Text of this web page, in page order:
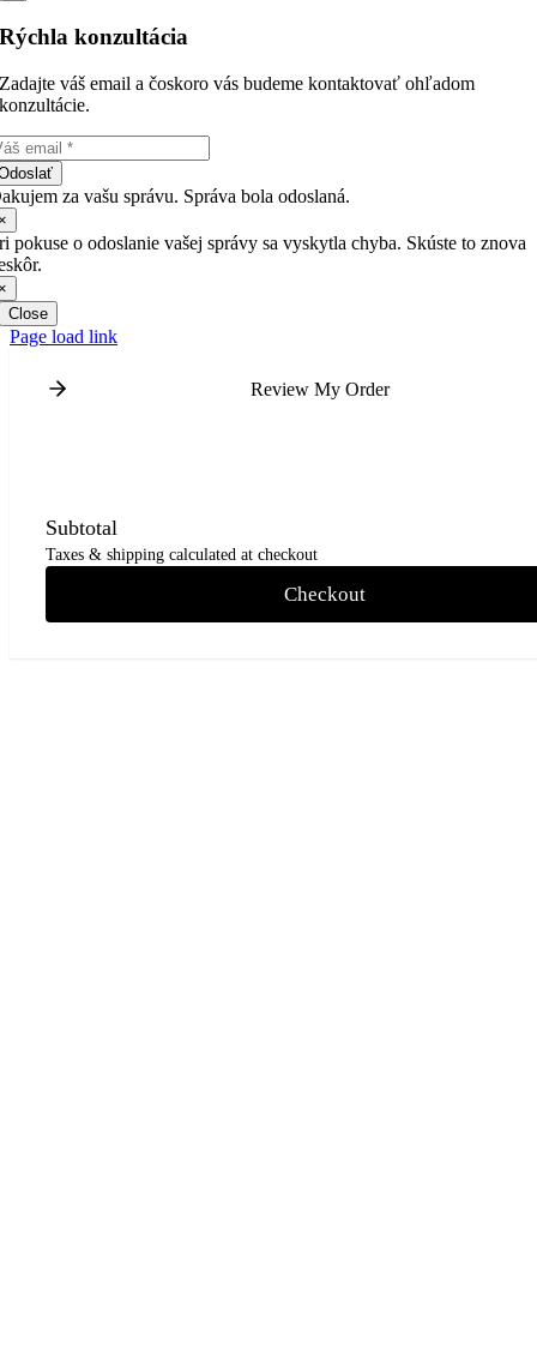
Rýchla konzultácia
Zadajte váš email a čoskoro vás budeme kontaktovať ohľadom
konzultácie.
za vašu správu. Správa bola odoslaná.
pokuse o odoslanie vašej správy sa vyskytla chyba. Skúste to znova
Close
Page load link
Review My Order
Subtotal
Taxes & shipping calculated at checkout
Checkout